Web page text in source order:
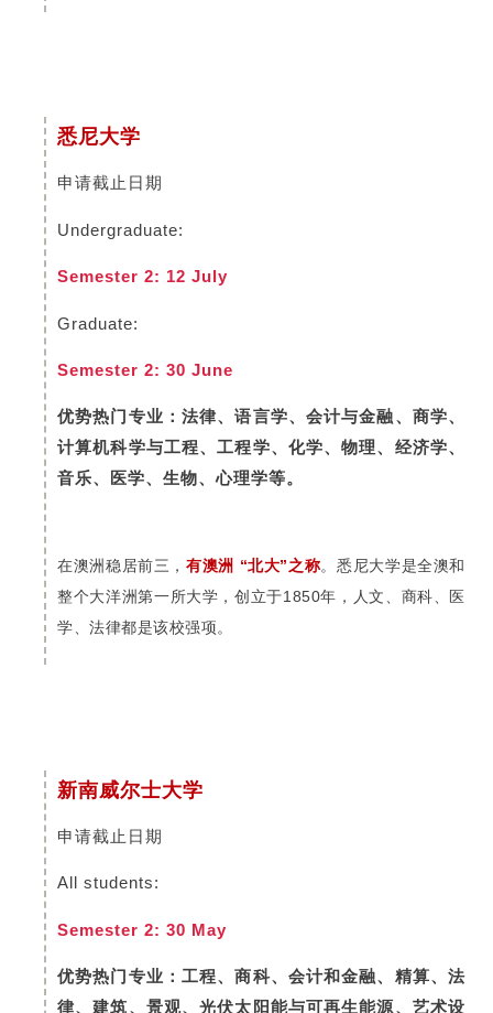
悉尼大学
申请截止日期
Undergraduate:
Semester 2: 12 July
Graduate:
Semester 2: 30 June
优势热门专业：法律、语言学、会计与金融、商学、
计算机科学与工程、工程学、化学、物理、经济学、
音乐、医学、生物、心理学等。
在澳洲稳居前三，有澳洲 “北大”之称。悉尼大学是全澳和
整个大洋洲第一所大学，创立于1850年，人文、商科、医
学、法律都是该校强项。
新南威尔士大学
申请截止日期
All students:
Semester 2: 30 May
优势热门专业：工程、商科、会计和金融、精算、法
律、建筑、景观、光伏太阳能与可再生能源、艺术设